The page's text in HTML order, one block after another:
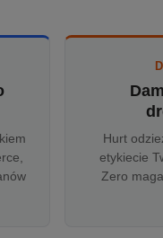
Hurt
etykiecie
Zero